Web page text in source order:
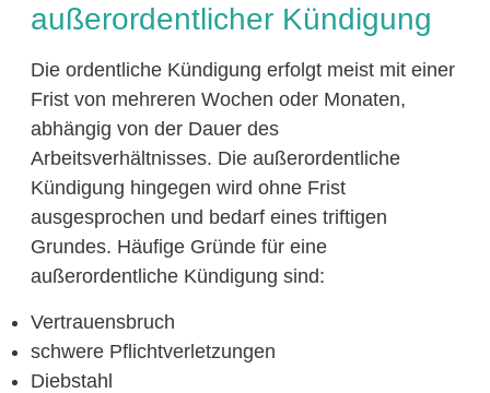
außerordentlicher Kündigung
Die ordentliche Kündigung erfolgt meist mit einer
Frist von mehreren Wochen oder Monaten,
abhängig von der Dauer des
Arbeitsverhältnisses. Die außerordentliche
Kündigung hingegen wird ohne Frist
ausgesprochen und bedarf eines triftigen
Grundes. Häufige Gründe für eine
außerordentliche Kündigung sind:
Vertrauensbruch
schwere Pflichtverletzungen
Diebstahl